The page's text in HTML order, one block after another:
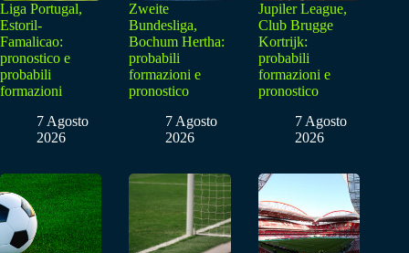
Liga Portugal,
Estoril-
Famalicao:
pronostico e
probabili
formazioni
7 Agosto
2026
Zweite
Bundesliga,
Bochum Hertha:
probabili
formazioni e
pronostico
7 Agosto
2026
Jupiler League,
Club Brugge
Kortrijk:
probabili
formazioni e
pronostico
7 Agosto
2026